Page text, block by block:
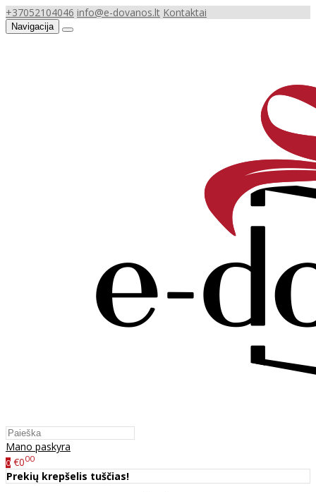
+37052104046 info@e-dovanos.lt Kontaktai
Navigacija
Mano paskyra
0 €000
Prekių krepšelis tuščias!